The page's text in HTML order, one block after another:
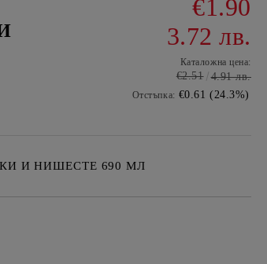
€1.90
3.72 лв.
Каталожна цена:
€2.51 4.91 лв.
Отстъпка: €0.61 (24.3%)
И НИШЕСТЕ 690 МЛ